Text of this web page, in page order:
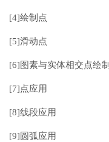
[4]绘制点
[5]滑动点
[6]图素与实体相交点绘制
[7]点应用
[8]线段应用
[9]圆弧应用